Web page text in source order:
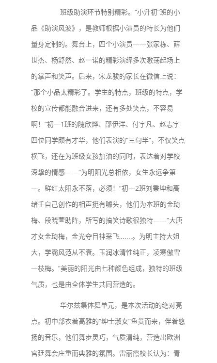
班级助演环节特别精彩。“小升初”班的小
品《助演风波》，是教师根据小演员的特长为他们
量身定制的。舞台上，四个小演员——张家栋、薛
世杰、杨舒然、赵一诺的精彩演绎多次激荡起场上
的掌声和笑声。后来，宋龙骏的家长在微信上说：
“那个小品太精彩了。学生的特点，班级的特点，学
校的宣传都能融合进来，还有多处笑点，不容易
啊！”初一1班的隗欣烨、邵伊洋、付宇凡、赵志宇
四位同学颇有才华，他们表演的“三句半”，不仅笑点
横飞，还在为班级女孩加油的同时，表达着对学校
深挚的情感——“为明阳光总相依，女生永远争第
一。鲜红太阳永不落，必须！”初一2班刘秉坤和高
绪壬自己创作的相声挺有噱头，他们为本班的金琦
梅、段晓萱助阵，所写的搞笑诗歌很独特——“大唐
才女金琦梅，金光夺目神采飞,......。为明主持大姐
大，学霸风范从不衰。玉润冰清性纯正，凌寒傲雪
一枝梅。”美丽的阳光由七种颜色组成，独特的班级
气质，也是由全体学生共同营造的。
华尔兹集体舞单元，是本次活动的绝对亮
点。初中部衣着高雅的“绅士淑女”鱼贯而来，伴着悠
扬的音乐，他们舞步灵巧，气质清纯，营造出欧洲
宫廷舞会庄重而典雅的氛围。雷丽霞校长认为：青